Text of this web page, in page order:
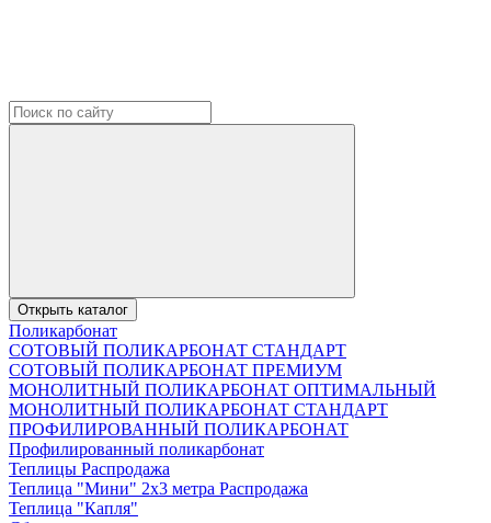
Открыть каталог
Поликарбонат
СОТОВЫЙ ПОЛИКАРБОНАТ СТАНДАРТ
СОТОВЫЙ ПОЛИКАРБОНАТ ПРЕМИУМ
МОНОЛИТНЫЙ ПОЛИКАРБОНАТ ОПТИМАЛЬНЫЙ
МОНОЛИТНЫЙ ПОЛИКАРБОНАТ СТАНДАРТ
ПРОФИЛИРОВАННЫЙ ПОЛИКАРБОНАТ
Профилированный поликарбонат
Теплицы Распродажа
Теплица "Мини" 2х3 метра Распродажа
Теплица "Капля"